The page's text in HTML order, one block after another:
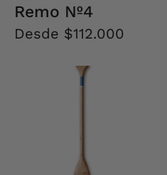
Remo Nº4
Desde $112.000
Remo